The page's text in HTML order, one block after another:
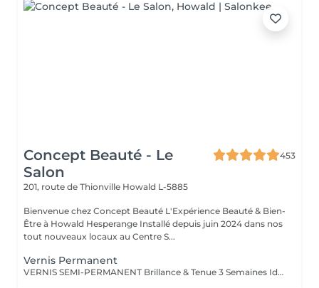
Concept Beauté - Le
Salon
453
201, route de Thionville Howald L-5885
Bienvenue chez Concept Beauté L'Expérience Beauté & Bien-
Être à Howald Hesperange Installé depuis juin 2024 dans nos
tout nouveaux locaux au Centre S...
Vernis Permanent
VERNIS SEMI-PERMANENT Brillance & Tenue 3 Semaines Idéal pour celles qui veulent une manucure impeccable sans abîmer leurs ongles naturels, le vernis semi-permanent ProNails assure une brillance éclatante et une tenue longue durée. Pourquoi choisir le semi-permanent ? Séchage immédiat sous lampe LED Jusqu'à 3 semaines de tenue sans s'écailler Large choix de couleurs tendances Dépose rapide et en douceur Disponible pour les mains & les pieds pour une mise en beauté complète. ONGLES PARFAITS AVEC PRONAILS EXPERTISE & QUALITÉ PROFESSIONNELLE Dans notre institut, nous vous offrons un service onglerie haut de gamme, réalisé avec les produits de la marque ProNails, reconnue pour sa qualité et sa tenue exceptionnelle. Nos expertes en onglerie, dont certaines sont également formatrices en prothésie ongulaire dans notre centre de formation Concept Beauté Distribution, sauront vous conseiller et sublimer vos ongles avec professionnalisme.